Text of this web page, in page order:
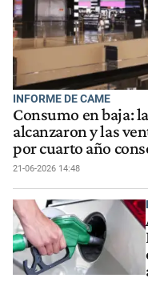
INFORME DE CAME
Consumo en baja:
alcanzaron y las
por cuarto año
21-06-2026 14:48